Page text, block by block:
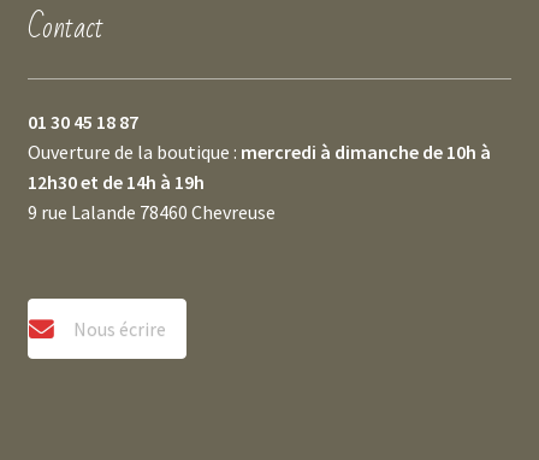
Contact
01 30 45 18 87
Ouverture de la boutique : mercredi à dimanche de 10h à
12h30 et de 14h à 19h
9 rue Lalande 78460 Chevreuse
Nous écrire